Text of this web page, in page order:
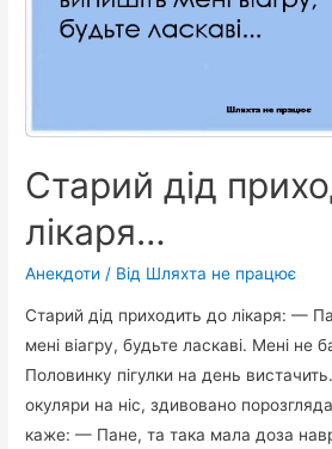
Старий дід
лікаря…
Анекдоти / Від Шляхта не працює
Старий дід приходить до лікаря: —
мені віагру, будьте ласкаві. Мені не
Половинку пігулки на день
окуляри на ніс, здивовано
каже: — Пане, та така мала доза